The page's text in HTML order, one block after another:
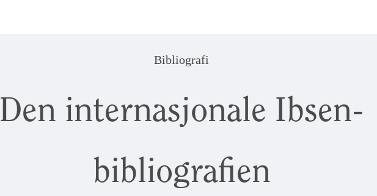
Bibliografi
Den internasjonale Ibsen-
bibliografien